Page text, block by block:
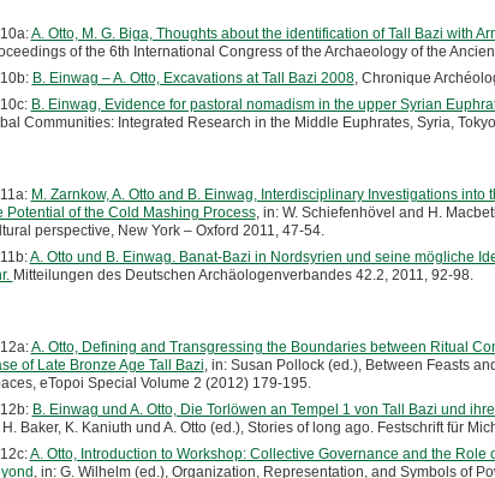
A. Otto, M. G. Biga, Thoughts about the identification of Tall Bazi with
of the 6th International Congress of the Archaeology of the
B. Einwag – A. Otto, Excavations at Tall Bazi 2008, Chronique
B. Einwag, Evidence for pastoral nomadism in the upper Syrian
Communities: Integrated Research in the Middle Euphrates, Syria,
M. Zarnkow, A. Otto and B. Einwag, Interdisciplinary Investigations
Potential of the Cold Mashing Process, in: W. Schiefenhövel and H.
perspective, New York – Oxford 2011, 47-54.
A. Otto und B. Einwag. Banat-Bazi in Nordsyrien und seine mögliche
Mitteilungen des Deutschen Archäologenverbandes 42.2, 2011, 92-98.
A. Otto, Defining and Transgressing the Boundaries between Ritual
of Late Bronze Age Tall Bazi, in: Susan Pollock (ed.), Between Feasts
eTopoi Special Volume 2 (2012) 179-195.
B. Einwag und A. Otto, Die Torlöwen an Tempel 1 von Tall Bazi und
Baker, K. Kaniuth und A. Otto (ed.), Stories of long ago. Festschrift für
A. Otto, Introduction to Workshop: Collective Governance and the
, in: G. Wilhelm (ed.), Organization, Representation, and Symbols of